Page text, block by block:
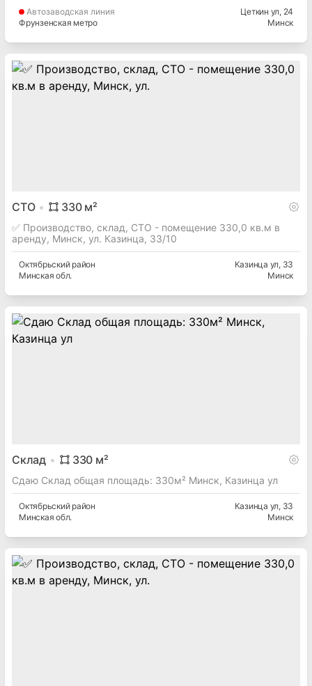
Автозаводская линия
Фрунзенская метро
Цеткин ул, 24
Минск
СТО 330м²
✅ Производство, склад, СТО - помещение 330,0 кв.м в
аренду, Минск, ул. Казинца, 33/10
Октябрьский район
Минская обл.
Казинца ул, 33
Минск
Склад 330 м²
Сдаю Склад общая площадь: 330м² Минск, Казинца ул
Октябрьский район
Минская обл.
Казинца ул, 33
Минск